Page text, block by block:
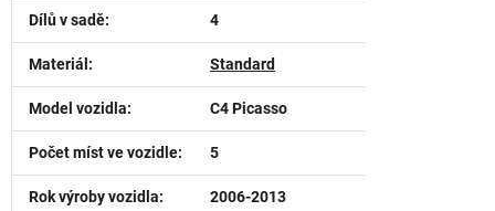
Dílů v sadě: 4
Materiál : Standard
Model vozidla: C4 Picasso
Počet míst ve vozidle: 5
Rok výroby vozidla: 2006-2013